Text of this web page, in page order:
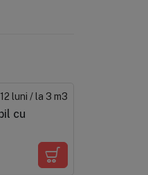
luni / la 3 m3
cu